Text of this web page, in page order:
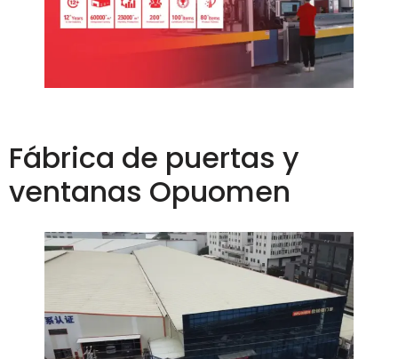
Fábrica de puertas y
ventanas Opuomen